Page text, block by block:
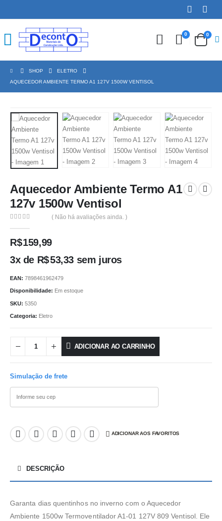
0 0
SHOP
ELETRO
AQUECEDOR AMBIENTE TERMO A1 127V 1500W VENTISOL
Aquecedor Ambiente Termo A1
127v 1500w Ventisol
( Não há avaliações ainda. )
R$159,99
3x de R$53,33 sem juros
EAN: 7898461962479
Disponibilidade: Em estoque
SKU: 5350
Categoria: Eletro
ADICIONAR AO CARRINHO
Simulação de frete
ADICIONAR AOS FAVORITOS
DESCRIÇÃO
Garanta dias quentinhos no inverno com o Aquecedor
Ambiente 1500w Termoventilador A1-01 127V 809 Ventisol. Ele